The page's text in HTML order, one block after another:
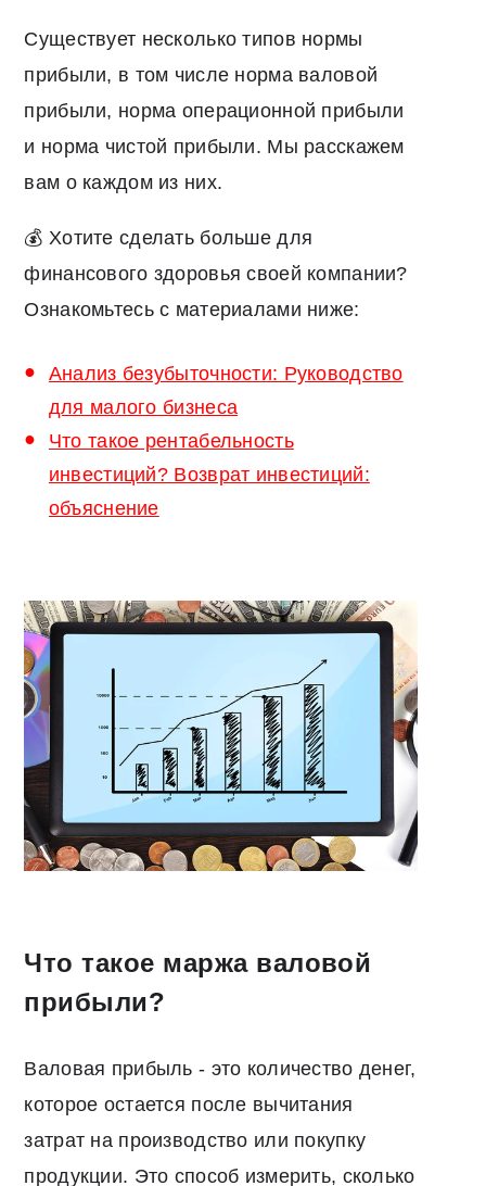
Существует несколько типов нормы
прибыли, в том числе норма валовой
прибыли, норма операционной прибыли
и норма чистой прибыли. Мы расскажем
вам о каждом из них.
💰 Хотите сделать больше для
финансового здоровья своей компании?
Ознакомьтесь с материалами ниже:
Анализ безубыточности: Руководство
для малого бизнеса
Что такое рентабельность
инвестиций? Возврат инвестиций:
объяснение
Что такое маржа валовой
прибыли?
Валовая прибыль - это количество денег,
которое остается после вычитания
затрат на производство или покупку
продукции. Это способ измерить, сколько